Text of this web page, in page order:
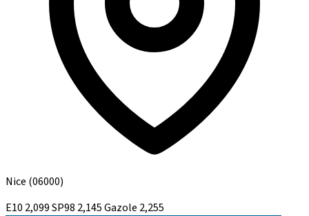
Nice (06000)
E10 2,099SP98 2,145Gazole 2,255